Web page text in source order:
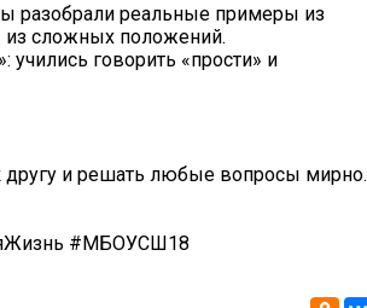
разобрали реальные примеры из
сложных положений.
говорить «прости» и
другу и решать любые вопросы мирно.
#МБОУСШ18